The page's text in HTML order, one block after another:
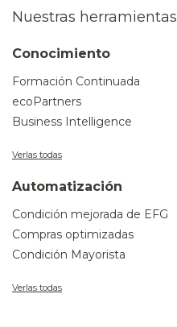
Nuestras herramientas
Conocimiento
Formación Continuada
ecoPartners
Business Intelligence
Verlas todas
Automatización
Condición mejorada de EFG
Compras optimizadas
Condición Mayorista
Verlas todas